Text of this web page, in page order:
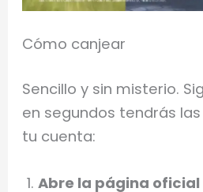
Cómo canjear
Sencillo y sin misterio.
en segundos tendrás
tu cuenta:
Abre la página oficial